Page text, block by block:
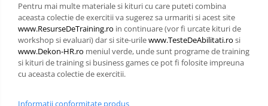
Pentru mai multe materiale si kituri cu care puteti combina
aceasta colectie de exercitii va sugerez sa urmariti si acest site
www.ResurseDeTraining.ro in continuare (vor fi urcate kituri de
workshop si evaluari) dar si site-urilewww.TesteDeAbilitati.ro si
www.Dekon-HR.ro meniul verde, unde sunt programe de training
si kituri de training si business games ce pot fi folosite impreuna
cu aceasta colectie de exercitii.
Informatii conformitate produs